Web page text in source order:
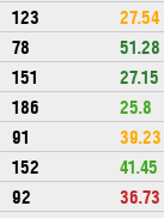
123 27.54
78 51.28
151 27.15
186 25.8
91 39.23
152 41.45
92 36.73